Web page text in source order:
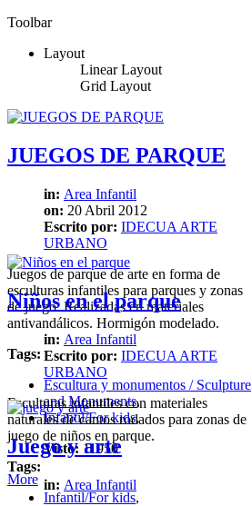
Toolbar
Layout
Linear Layout
Grid Layout
JUEGOS DE PARQUE
in: Area Infantil
on: 20 Abril 2012
Escrito por: IDECUA ARTE
URBANO
Juegos de parque de arte en forma de
esculturas infantiles para parques y zonas
de juego. Realizadas en materiales
antivandálicos. Hormigón modelado.
Tags:
Escultura y monumentos / Sculpture
and Monuments,
Infantil/For kids,
Visto: 11950
More
Niños en el parque
in: Area Infantil
Escrito por: IDECUA ARTE
URBANO
Esculturas infantiles con materiales
naturales de cantos rodados para zonas de
juego de niños en parque.
Tags:
Infantil/For kids,
Juego y arte
in: Area Infantil